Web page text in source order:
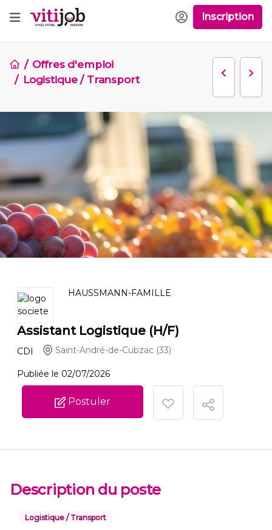
Inscription
Offres d'emploi
Logistique / Transport
HAUSSMANN-FAMILLE
Assistant Logistique (H/F)
CDI Saint-André-de-Cubzac (33)
Publiée le 02/07/2026
Postuler
Description du poste
Logistique / Transport